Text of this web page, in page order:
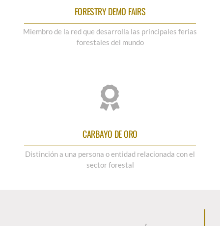
FORESTRY DEMO FAIRS
Miembro de la red que desarrolla las principales ferias
forestales del mundo
CARBAYO DE ORO
Distinción a una persona o entidad relacionada con el
sector forestal